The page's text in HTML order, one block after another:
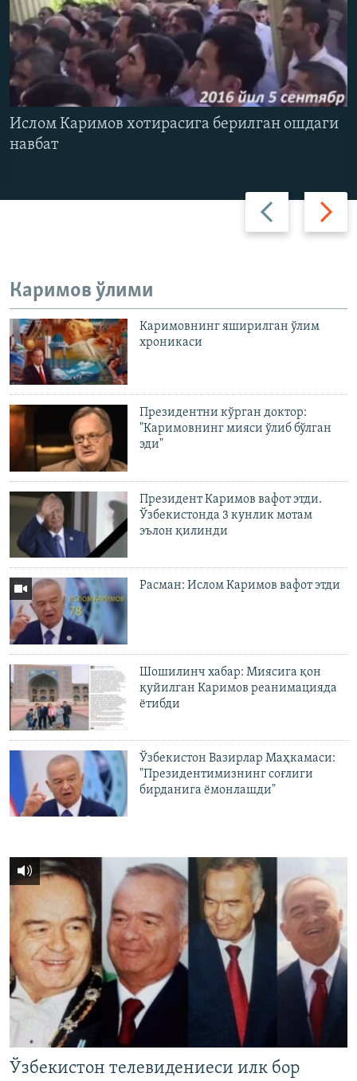
Олдинги
слайд
слайд
Ислом Каримов хотирасига берилган ошдаги
навбат
Каримов ўлими
Каримовнинг яширилган ўлим
хроникаси
Президентни кўрган доктор:
"Каримовнинг мияси ўлиб бўлган
эди"
Президент Каримов вафот этди.
Ўзбекистонда 3 кунлик мотам
эълон қилинди
Расман: Ислом Каримов вафот этди
Шошилинч хабар: Миясига қон
қуйилган Каримов реанимацияда
ётибди
Ўзбекистон Вазирлар Маҳкамаси:
"Президентимизнинг соғлиги
бирданига ёмонлашди"
Ўзбекистон телевидениеси илк бор